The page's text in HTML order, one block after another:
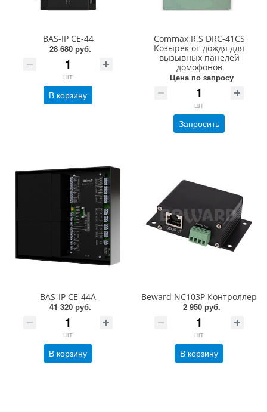
BAS-IP CE-44
28 680 руб.
шт
В корзину
Commax R.S DRC-41CS
Козырек от дождя для
вызывных панелей
домофонов
Цена по запросу
шт
Запросить
BAS-IP CE-44A
41 320 руб.
шт
В корзину
Beward NC103P Контроллер
2 950 руб.
шт
В корзину